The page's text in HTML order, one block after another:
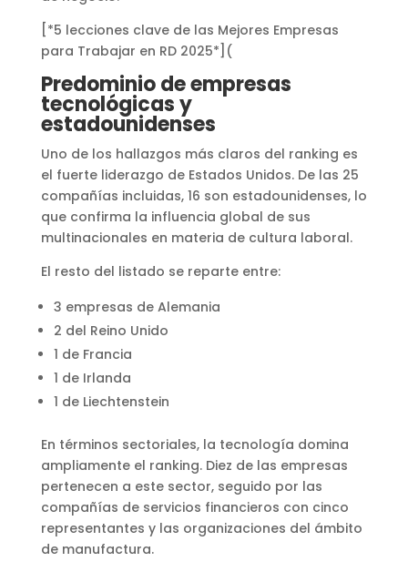
[*5 lecciones clave de las Mejores Empresas
para Trabajar en RD 2025*](
Predominio de empresas
tecnológicas y
estadounidenses
Uno de los hallazgos más claros del ranking es
el fuerte liderazgo de Estados Unidos. De las 25
compañías incluidas, 16 son estadounidenses, lo
que confirma la influencia global de sus
multinacionales en materia de cultura laboral.
El resto del listado se reparte entre:
3 empresas de Alemania
2 del Reino Unido
1 de Francia
1 de Irlanda
1 de Liechtenstein
En términos sectoriales, la tecnología domina
ampliamente el ranking. Diez de las empresas
pertenecen a este sector, seguido por las
compañías de servicios financieros con cinco
representantes y las organizaciones del ámbito
de manufactura.